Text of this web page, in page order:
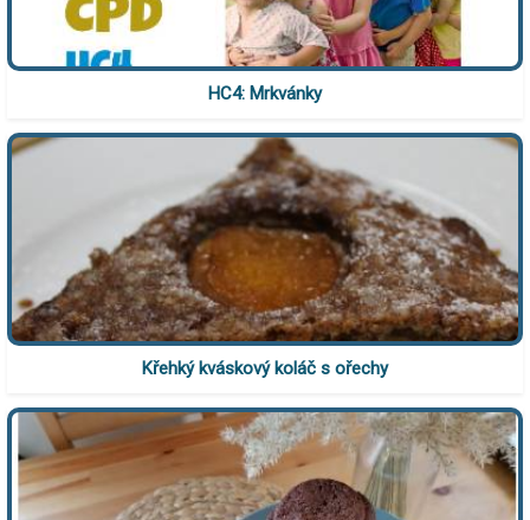
HC4: Mrkvánky
Křehký kváskový koláč s ořechy